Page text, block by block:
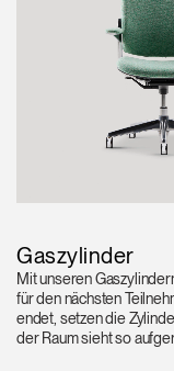
Gaszylinder
Mit unseren
für den nächsten
endet, setzen die
der Raum sieht so